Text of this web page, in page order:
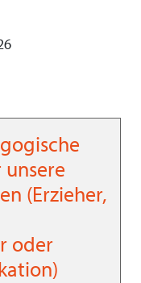
(Erzieher,
oder